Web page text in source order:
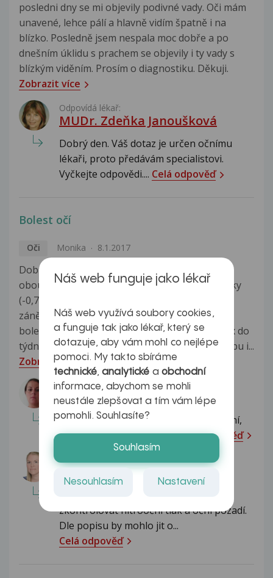
posledni dny se mi objevily podivné vady. Oči mám
unavené, lehce pálí a hlavně vidím špatně i na
blízko. Posledně jsem nespala moc dobře a po
dnešním úklidu s prachem se objevily i ty vady s
blízkým viděním. Prosím o diagnostiku. Děkuji.
Zobrazit více
Odpovídá lékař:
MUDr. Zdeňka Janoušková
Dobrý den. Váš dotaz je určen očnímu
lékaři, proto předávám specialistovi.
Vyčkejte odpovědi.... Celá odpověď
Bolest očí
Oči Monika 8.1.2017
Dobrý den, již asi týden mne trápí velké bolesti
obou očí. Je mi 21 let, nosím brýle/čočky do dálky
(-0,75 a -2), na začátku prosince jsem prodělala
zánět spojivek. Nyní asi od Vánoc citím tupou
bolest celých očí, nejprve nepravidelně třeba 2x do
týdne, teď už ale 4 dny v kuse. Oči bolí při pohybu i...
Zobrazit více
Odpovídá lékař:
Dobrý den, bolest očí je vždy závažný
příznak a vyžaduje časné oční vyšetření,
proto toto neodkládejte,...Celá odpověď
MUDr. Helena Štrofová
zkontrolovat nitrooční tlak a oční pozadí.
Dle popisu by mohlo jit o...
Celá odpověď
Náš web funguje jako lékař
Náš web využívá soubory cookies,
a funguje tak jako lékař, který se
dotazuje, aby vám mohl co nejlépe
pomoci. My takto sbíráme
technické,analytické a obchodní
informace, abychom se mohli
neustále zlepšovat a tím vám lépe
pomohli. Souhlasíte?
Souhlasím
Nesouhlasím Nastavení